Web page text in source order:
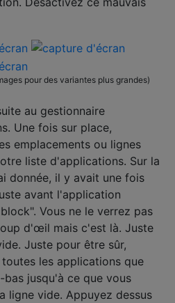
pour des variantes plus grandes)
au gestionnaire
Une fois sur place,
emplacements ou lignes
liste d'applications. Sur la
donnée, il y avait une fois
avant l'application
Vous ne le verrez pas
d'œil mais c'est là. Juste
Juste pour être sûr,
les applications que
bas jusqu'à ce que vous
ligne vide. Appuyez dessus